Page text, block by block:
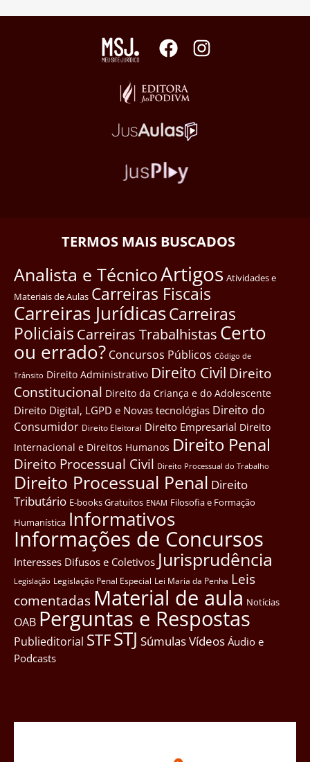
TERMOS MAIS BUSCADOS
Analista e TécnicoArtigos Atividades e
Materiais de Aulas Carreiras Fiscais
Carreiras JurídicasCarreiras
Policiais Carreiras Trabalhistas Certo
ou errado? Concursos Públicos Côdigo de
Trânsito Direito Administrativo Direito Civil Direito
Constitucional Direito da Criança e do Adolescente
Direito Digital, LGPD e Novas tecnológias Direito do
Consumidor Direito Eleitoral Direito Empresarial Direito
Internacional e Direitos Humanos Direito Penal
Direito Processual Civil Direito Processual do Trabalho
Direito Processual Penal Direito
Tributário E-books Gratuitos ENAM Filosofia e Formação
Humanística Informativos
Informações de Concursos
Interesses Difusos e Coletivos Jurisprudência
Legislação Legislação Penal Especial Lei Maria da Penha Leis
comentadas Material de aula Notícias
OAB Perguntas e Respostas
Publieditorial STFSTJ SúmulasVídeos Áudio e
Podcasts